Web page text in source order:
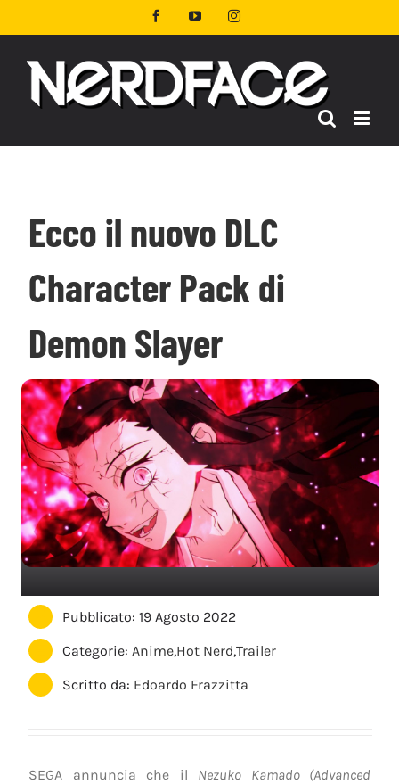
al
FacebookYouTubeInstagram
Ecco il nuovo DLC
Character Pack di
Demon Slayer
Pubblicato: 19 Agosto 2022
Categorie:Anime,Hot Nerd,Trailer
Scritto da: Edoardo Frazzitta
SEGA annuncia che il Nezuko Kamado (Advanced